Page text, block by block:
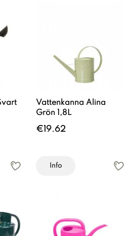
Vattenkanna Alina
Grön 1,8L
€19.62
Info